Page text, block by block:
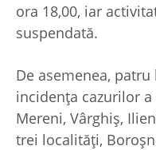
ora 18,00, iar
suspendată.
De asemenea,
incidenţa cazurilor
Mereni, Vârghiş,
trei localităţi,